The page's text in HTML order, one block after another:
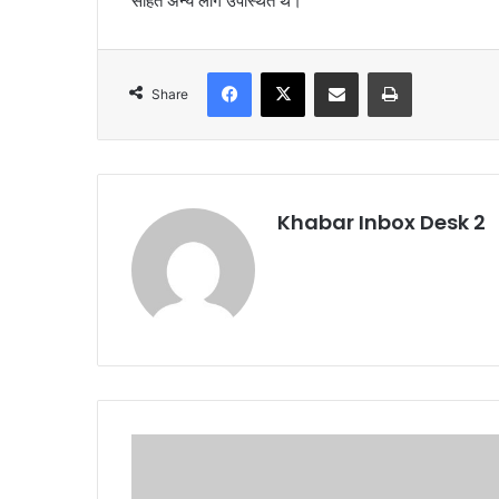
Share
Facebook
X Share via Email Print
Khabar Inbox Desk 2